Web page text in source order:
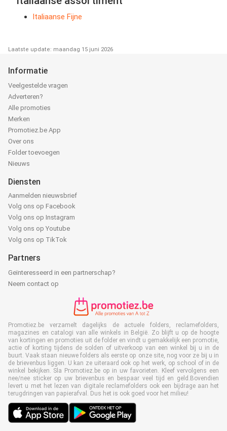
Italiaanse Fijne
Laatste update: maandag 15 juni 2026
Informatie
Veelgestelde vragen
Adverteren?
Alle promoties
Merken
Promotiez.be App
Over ons
Folder toevoegen
Nieuws
Diensten
Aanmelden nieuwsbrief
Volg ons op Facebook
Volg ons op Instagram
Volg ons op Youtube
Volg ons op TikTok
Partners
Geïnteresseerd in een partnerschap?
Neem contact op
Promotiez.be verzamelt dagelijks de actuele folders, reclamefolders,
magazines en catalogi van alle winkels in België. Zo blijft u op de hoogte
van kortingen en promoties uit de folder en vindt u gemakkelijk een promotie,
actie of korting tijdens de solden of uitverkoop van een winkel bij u in de
buurt. Vaak staan nieuwe folders als eerste op onze site, nog voor ze bij u in
de brievenbus liggen. U kan ze uiteraard ook op het werk, op school of in de
winkel bekijken. Sla Promotiez.be op in uw favorieten. Kleef vervolgens een
nee/nee sticker op uw brievenbus en bespaar veel tijd en geld.Bovendien
levert u met het lezen van digitale reclamefolders ook een bijdrage aan het
terugdringen van papierafval. Dus het is ook goed voor het milieu!